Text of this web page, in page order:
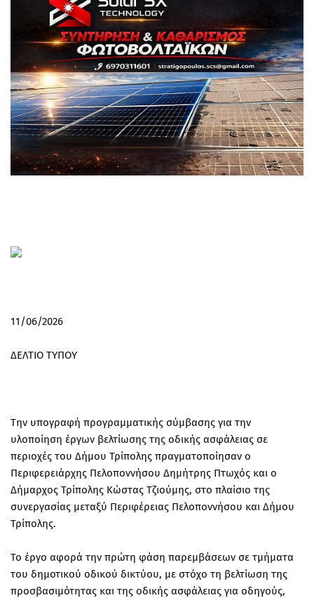
11/06/2026
ΔΕΛΤΙΟ ΤΥΠΟΥ
Την υπογραφή προγραμματικής σύμβασης για την
υλοποίηση έργων βελτίωσης της οδικής ασφάλειας σε
περιοχές του Δήμου Τρίπολης πραγματοποίησαν ο
Περιφερειάρχης Πελοποννήσου Δημήτρης Πτωχός και ο
Δήμαρχος Τρίπολης Κώστας Τζιούμης, στο πλαίσιο της
συνεργασίας μεταξύ Περιφέρειας Πελοποννήσου και Δήμου
Τρίπολης.
Το έργο αφορά την πρώτη φάση παρεμβάσεων σε τμήματα
του δημοτικού οδικού δικτύου, με στόχο τη βελτίωση της
προσβασιμότητας και της οδικής ασφάλειας για οδηγούς,